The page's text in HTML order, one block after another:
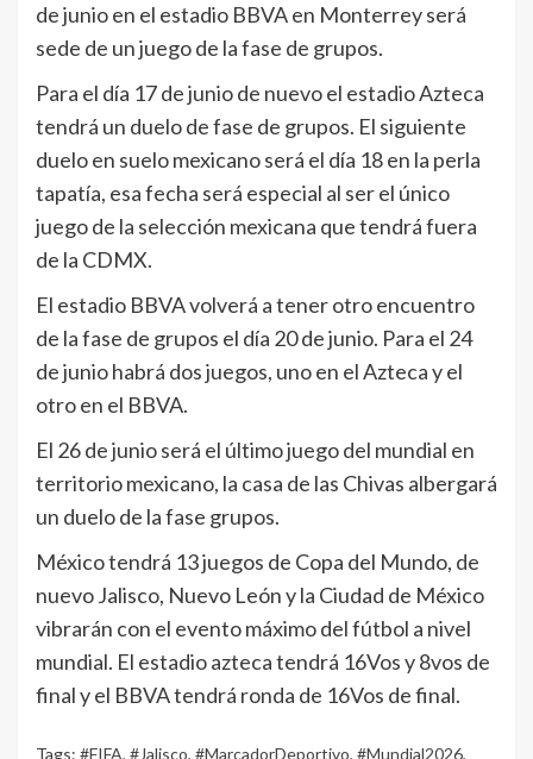
de junio en el estadio BBVA en Monterrey será
sede de un juego de la fase de grupos.
Para el día 17 de junio de nuevo el estadio Azteca
tendrá un duelo de fase de grupos. El siguiente
duelo en suelo mexicano será el día 18 en la perla
tapatía, esa fecha será especial al ser el único
juego de la selección mexicana que tendrá fuera
de la CDMX.
El estadio BBVA volverá a tener otro encuentro
de la fase de grupos el día 20 de junio. Para el 24
de junio habrá dos juegos, uno en el Azteca y el
otro en el BBVA.
El 26 de junio será el último juego del mundial en
territorio mexicano, la casa de las Chivas albergará
un duelo de la fase grupos.
México tendrá 13 juegos de Copa del Mundo, de
nuevo Jalisco, Nuevo León y la Ciudad de México
vibrarán con el evento máximo del fútbol a nivel
mundial. El estadio azteca tendrá 16Vos y 8vos de
final y el BBVA tendrá ronda de 16Vos de final.
Tags: #FIFA, #Jalisco, #MarcadorDeportivo, #Mundial2026,